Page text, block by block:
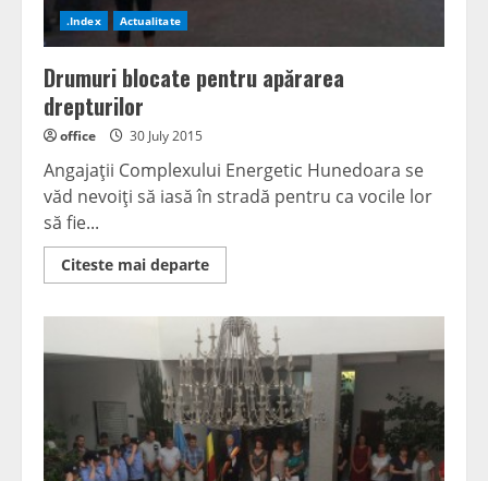
.Index Actualitate
Drumuri blocate pentru apărarea
drepturilor
office 30 July 2015
Angajaţii Complexului Energetic Hunedoara se
văd nevoiţi să iasă în stradă pentru ca vocile lor
să fie...
Citeste mai departeRead
more
blocate
pentru
apărarea
drepturilor